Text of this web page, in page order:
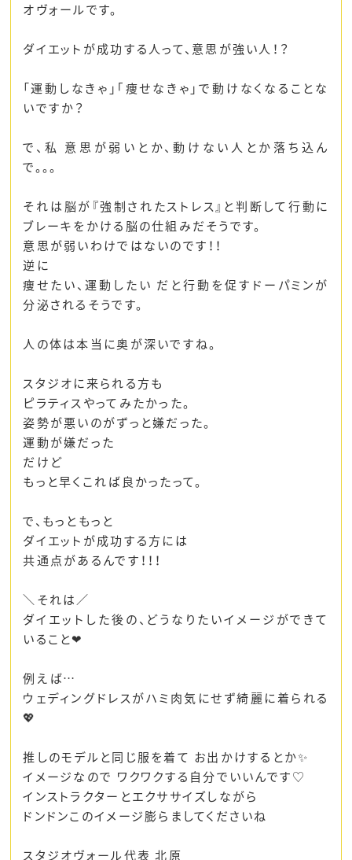
オヴォールです。
ダイエットが成功する人って、意思が強い人！？
「運動しなきゃ」｢痩せなきゃ｣で動けなくなることな
いですか？
で、私 意思が弱いとか、動けない人とか落ち込ん
で。。。
それは脳が『強制されたストレス』と判断して行動に
ブレーキをかける脳の仕組みだそうです。
意思が弱いわけではないのです！！
逆に
痩せたい、運動したい だと行動を促すドーパミンが
分泌されるそうです。
人の体は本当に奥が深いですね。
スタジオに来られる方も
ピラティスやってみたかった。
姿勢が悪いのがずっと嫌だった。
運動が嫌だった
だけど
もっと早くこれば良かったって。
で、もっともっと
ダイエットが成功する方には
共通点があるんです！！！
＼それは／
ダイエットした後の、どうなりたいイメージができて
いること❤︎
例えば…
ウェディングドレスがハミ肉気にせず綺麗に着られる
💖
推しのモデルと同じ服を着て お出かけするとか✨
イメージなので ワクワクする自分でいいんです♡
インストラクターとエクササイズしながら
ドンドンこのイメージ膨らましてくださいね
スタジオヴォール代表 北原